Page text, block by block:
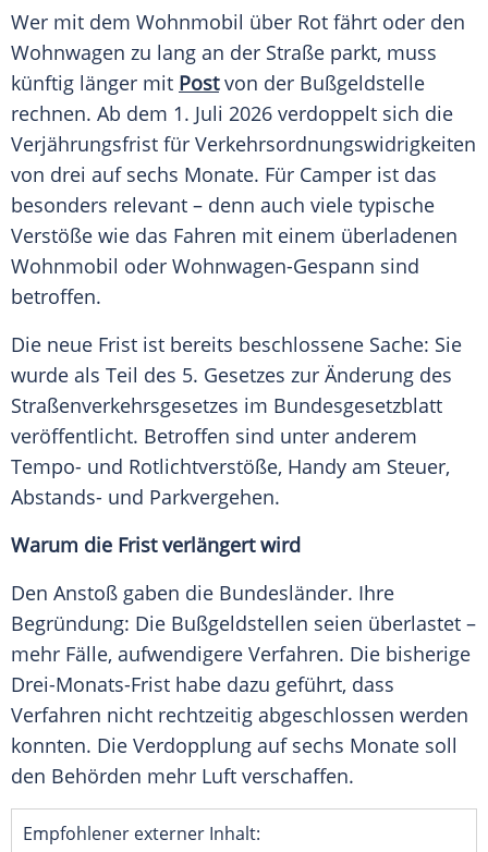
Wer mit dem Wohnmobil über Rot fährt oder den
Wohnwagen zu lang an der Straße parkt, muss
künftig länger mit Postvon der Bußgeldstelle
rechnen. Ab dem 1. Juli 2026 verdoppelt sich die
Verjährungsfrist für Verkehrsordnungswidrigkeiten
von drei auf sechs Monate. Für Camper ist das
besonders relevant – denn auch viele typische
Verstöße wie das Fahren mit einem überladenen
Wohnmobil oder Wohnwagen-Gespann sind
betroffen.
Die neue Frist ist bereits beschlossene Sache: Sie
wurde als Teil des 5. Gesetzes zur Änderung des
Straßenverkehrsgesetzes im Bundesgesetzblatt
veröffentlicht. Betroffen sind unter anderem
Tempo- und Rotlichtverstöße, Handy am Steuer,
Abstands- und Parkvergehen.
Warum die Frist verlängert wird
Den Anstoß gaben die Bundesländer. Ihre
Begründung: Die Bußgeldstellen seien überlastet –
mehr Fälle, aufwendigere Verfahren. Die bisherige
Drei-Monats-Frist habe dazu geführt, dass
Verfahren nicht rechtzeitig abgeschlossen werden
konnten. Die Verdopplung auf sechs Monate soll
den Behörden mehr Luft verschaffen.
Empfohlener externer Inhalt: